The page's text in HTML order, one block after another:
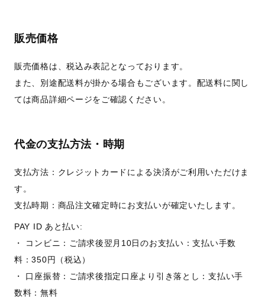
販売価格
販売価格は、税込み表記となっております。
また、別途配送料が掛かる場合もございます。配送料に関し
ては商品詳細ページをご確認ください。
代金の支払方法・時期
支払方法：クレジットカードによる決済がご利用いただけま
す。
支払時期：商品注文確定時にお支払いが確定いたします。
PAY ID あと払い:
・ コンビニ：ご請求後翌月10日のお支払い：支払い手数
料：350円（税込）
・ 口座振替：ご請求後指定口座より引き落とし：支払い手
数料：無料